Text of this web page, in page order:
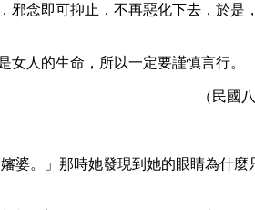
念即可抑止，不再惡化下去，於是
人的生命，所以一定要謹慎言行。
（民國
婆。」那時她發現到她的眼睛為什